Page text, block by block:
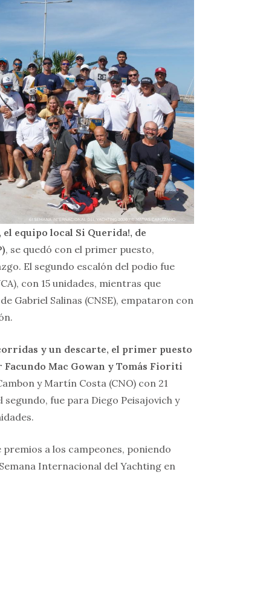
equipo local Si Querida!, de
, se quedó con el primer puesto,
El segundo escalón del podio fue
con 15 unidades, mientras que
Gabriel Salinas (CNSE), empataron con
y un descarte, el primer puesto
Mac Gowan y Tomás Fioriti
y Martín Costa (CNO) con 21
fue para Diego Peisajovich y
a los campeones, poniendo
Internacional del Yachting en